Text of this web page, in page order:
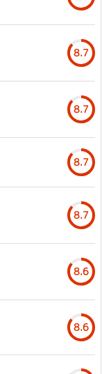
8.7
8.7
8.7
8.7
8.6
8.6